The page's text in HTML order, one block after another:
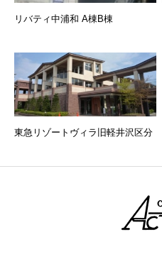
リバティ中浦和 A棟B棟
東急リゾートヴィラ旧軽井沢区分